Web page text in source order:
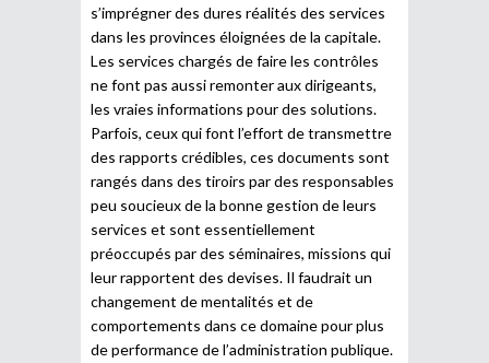
s’imprégner des dures réalités des services
dans les provinces éloignées de la capitale.
Les services chargés de faire les contrôles
ne font pas aussi remonter aux dirigeants,
les vraies informations pour des solutions.
Parfois, ceux qui font l’effort de transmettre
des rapports crédibles, ces documents sont
rangés dans des tiroirs par des responsables
peu soucieux de la bonne gestion de leurs
services et sont essentiellement
préoccupés par des séminaires, missions qui
leur rapportent des devises. Il faudrait un
changement de mentalités et de
comportements dans ce domaine pour plus
de performance de l’administration publique.